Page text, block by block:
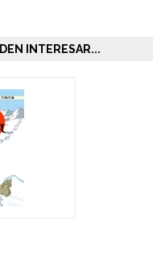
INTERESAR...